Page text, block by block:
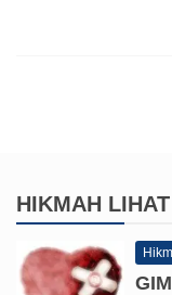
HIKMAH